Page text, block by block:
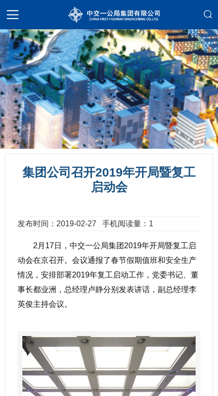
集团公司召开2019年开局暨复工
启动会
发布时间：2019-02-27 手机阅读量：1
2月17日，中交一公局集团2019年开局暨复工启
动会在京召开。会议通报了春节假期值班和安全生产
情况，安排部署2019年复工启动工作，党委书记、董
事长都业洲，总经理卢静分别发表讲话，副总经理李
英俊主持会议。